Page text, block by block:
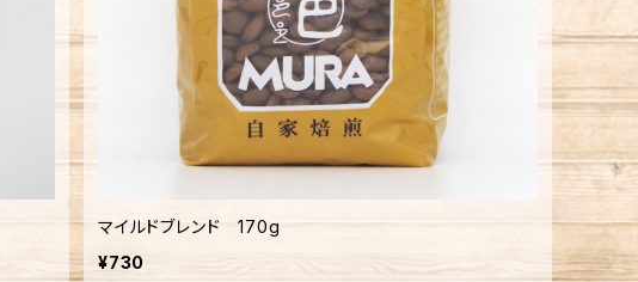
マイルドブレンド 170g
¥730